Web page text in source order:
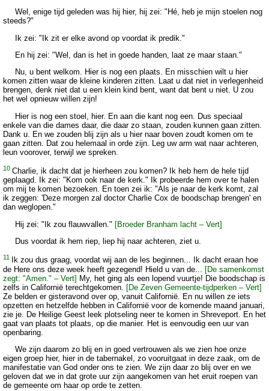
Wel, enige tijd geleden was hij hier, hij zei: "Hé, heb je mijn stoelen nog
steeds?"
Ik zei: "Ik zit er elke avond op voordat ik predik."
En hij zei: "Wel, dan is het in goede handen, laat ze maar staan."
Nu, u bent welkom. Hier is nog een plaats. En misschien wilt u hier
komen zitten waar de kleine kinderen zitten. Laat u dat niet in verlegenheid
brengen, denk niet dat u een klein kind bent, want dat bent u niet. U zou
het wel opnieuw wìllen zijn!
Hier is nog een stoel, hier. En aan die kant nog een. Dus speciaal
enkele van die dames daar, die daar zo staan, zouden kunnen gaan zitten.
Dank u. En we zouden blij zijn als u hier naar boven zoudt komen om te
gaan zitten. Dat zou helemaal in orde zijn. Leg uw arm wat naar achteren,
leun voorover, terwijl we spreken.
10 Charlie, ik dacht dat je hierheen zou komen? Ik heb hem de hele tijd
geplaagd. Ik zei: "Kom ook naar de kerk." Ik probeerde hem over te halen
om mij te komen bezoeken. En toen zei ik: "Als je naar de kerk komt, zal
ik zeggen: 'Deze morgen zal doctor Charlie Cox de boodschap brengen' en
dan weglopen."
Hij zei: "Ik zou flauwvallen." [Broeder Branham lacht – Vert]
Dus voordat ik hem riep, liep hij naar achteren, ziet u.
11
Ik zou dus graag, voordat wij aan de les beginnen... Ik dacht eraan hoe
de Here ons deze week heeft gezegend! Hield u van de... [De samenkomst
zegt: "Amen." – Vert] My, het ging als een lopend vuurtje! Die boodschap is
zelfs in Californië terechtgekomen. [De Zeven Gemeente-tijdperken – Vert]
Ze belden er gisteravond over op, vanuit Californië. En nu willen ze iets
opzetten en hetzelfde hebben in Californië voor de komende maand januari,
zie je. De Heilige Geest leek plotseling neer te komen in Shreveport. En het
gaat van plaats tot plaats, op die manier. Het is eenvoudig een uur van
openbaring.
We zijn daarom zo blij en in goed vertrouwen als we zien hoe onze
eigen groep hier, hier in de tabernakel, zo vooruitgaat in deze zaak, om de
manifestatie van God onder ons te zien. We zijn daar zo blij over en we
geloven dat we in dat grote uur zijn aangekomen van het eruit roepen van
de gemeente om haar op orde te zetten.